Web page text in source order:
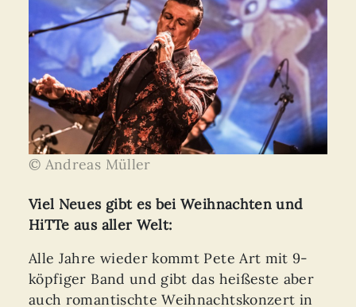
© Andreas Müller
Viel Neues gibt es bei Weihnachten und
HiTTe aus aller Welt:
Alle Jahre wieder kommt Pete Art mit 9-
köpfiger Band und gibt das heißeste aber
auch romantischte Weihnachtskonzert in